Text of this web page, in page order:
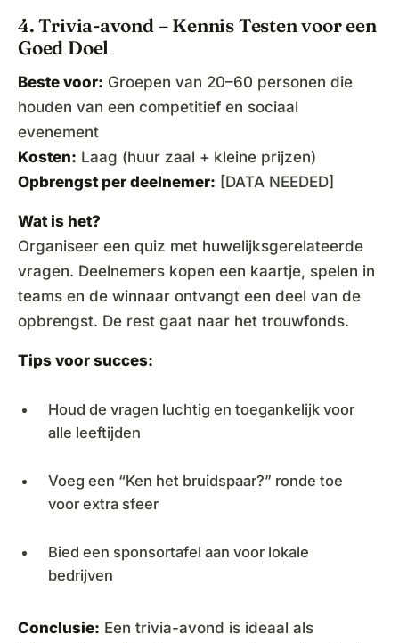
4. Trivia-avond – Kennis Testen voor een
Goed Doel
Beste voor: Groepen van 20–60 personen die
houden van een competitief en sociaal
evenement
Kosten: Laag (huur zaal + kleine prijzen)
Opbrengst per deelnemer: [DATA NEEDED]
Wat is het?
Organiseer een quiz met huwelijksgerelateerde
vragen. Deelnemers kopen een kaartje, spelen in
teams en de winnaar ontvangt een deel van de
opbrengst. De rest gaat naar het trouwfonds.
Tips voor succes:
Houd de vragen luchtig en toegankelijk voor
alle leeftijden
Voeg een “Ken het bruidspaar?” ronde toe
voor extra sfeer
Bied een sponsortafel aan voor lokale
bedrijven
Conclusie: Een trivia-avond is ideaal als